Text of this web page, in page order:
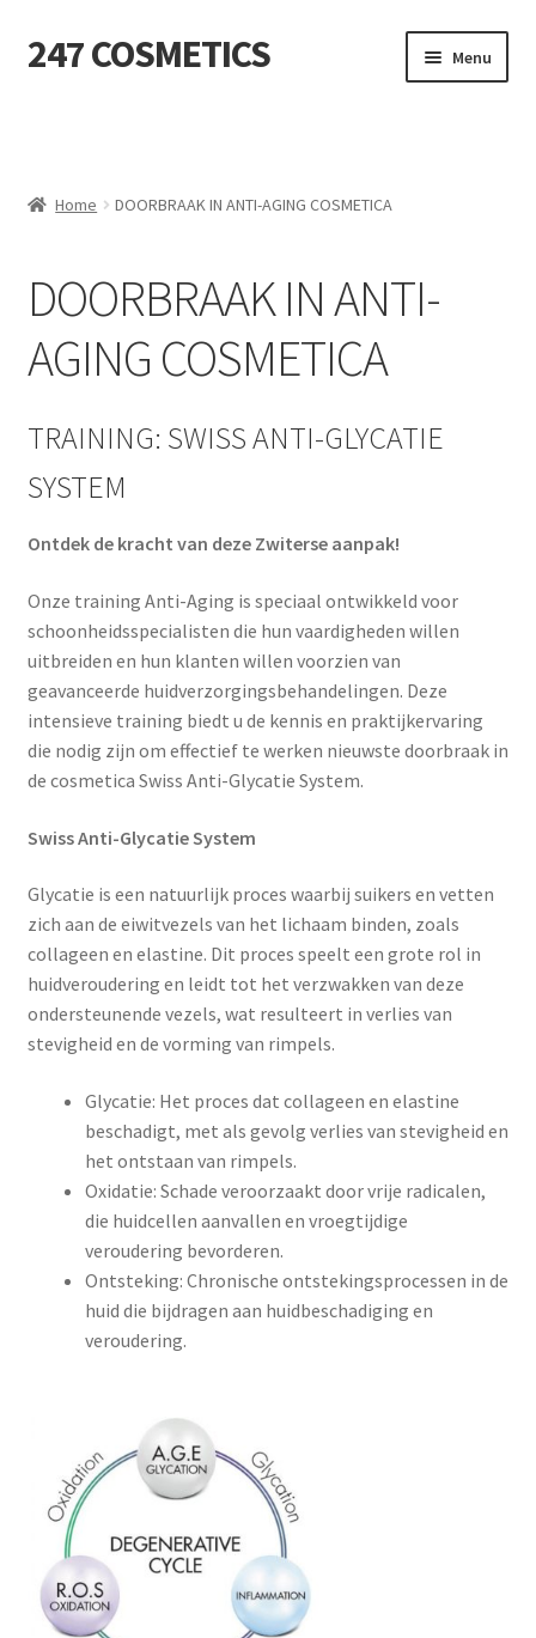
Ga
door
Ga
naar
247 COSMETICS Menu
VERBRUIKSMATERIALEN
SALON INRICHTING
TEXTIEL
VOETVERZORGING
SALON BENODIGDHEDEN
OUTLET
MERK SITES
AI EXPERT
Home DOORBRAAK IN ANTI-AGING COSMETICA
DOORBRAAK IN ANTI-
AGING COSMETICA
TRAINING: SWISS ANTI-GLYCATIE
SYSTEM
Ontdek de kracht van deze Zwiterse aanpak!
Onze training Anti-Aging is speciaal ontwikkeld voor
schoonheidsspecialisten die hun vaardigheden willen
uitbreiden en hun klanten willen voorzien van
geavanceerde huidverzorgingsbehandelingen. Deze
intensieve training biedt u de kennis en praktijkervaring
die nodig zijn om effectief te werken nieuwste doorbraak in
de cosmetica Swiss Anti-Glycatie System.
Swiss Anti-Glycatie System
Glycatie is een natuurlijk proces waarbij suikers en vetten
zich aan de eiwitvezels van het lichaam binden, zoals
collageen en elastine. Dit proces speelt een grote rol in
huidveroudering en leidt tot het verzwakken van deze
ondersteunende vezels, wat resulteert in verlies van
stevigheid en de vorming van rimpels.
Glycatie: Het proces dat collageen en elastine
beschadigt, met als gevolg verlies van stevigheid en
het ontstaan van rimpels.
Oxidatie: Schade veroorzaakt door vrije radicalen,
die huidcellen aanvallen en vroegtijdige
veroudering bevorderen.
Ontsteking: Chronische ontstekingsprocessen in de
huid die bijdragen aan huidbeschadiging en
veroudering.